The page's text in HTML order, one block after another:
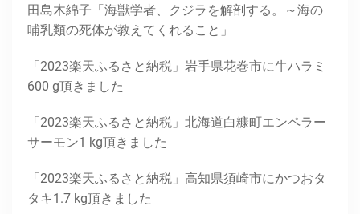
田島木綿子「海獣学者、クジラを解剖する。～海の
哺乳類の死体が教えてくれること」
「2023楽天ふるさと納税」岩手県花巻市に牛ハラミ
600 g頂きました
「2023楽天ふるさと納税」北海道白糠町エンペラー
サーモン1 kg頂きました
「2023楽天ふるさと納税」高知県須崎市にかつおタ
タキ1.7 kg頂きました